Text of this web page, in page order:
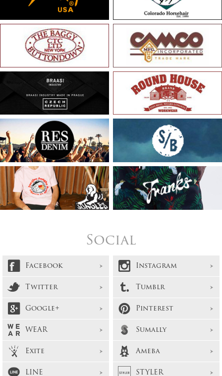
Social
Facebook
Instagram
Twitter
Tumblr
Google+
Pinterest
WEAR
Sumally
Exite
Ameba
LINE
STYLER